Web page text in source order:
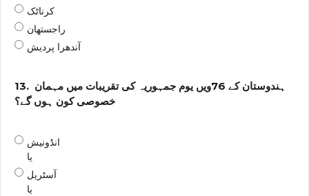
کرناٹک
راجستھان
آندھرا پردیش
13. ہندوستان کے 76ویں یوم جمہوریہ کی تقریبات میں مہمان
خصوصی کون ہوں گے؟
انڈونیش
یا
آسٹریل
یا